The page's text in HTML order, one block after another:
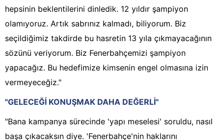
hepsinin beklentilerini dinledik. 12 yıldır şampiyon
olamıyoruz. Artık sabrınız kalmadı, biliyorum. Biz
seçildiğimiz takdirde bu hasretin 13 yıla çıkmayacağının
sözünü veriyorum. Biz Fenerbahçemizi şampiyon
yapacağız. Bu hedefimize kimsenin engel olmasına izin
vermeyeceğiz."
"GELECEĞİ KONUŞMAK DAHA DEĞERLİ"
"Bana kampanya sürecinde 'yapı meselesi' soruldu, nasıl
başa çıkacaksın diye. 'Fenerbahçe'nin haklarını